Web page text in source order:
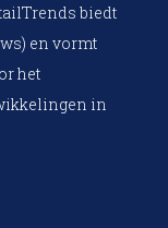
biedt
en vormt
het
in